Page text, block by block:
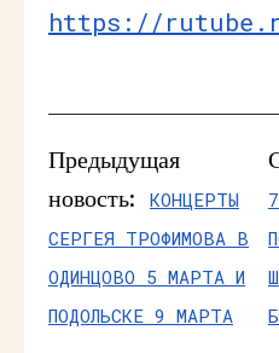
https://
Предыдущая
новость:
КОНЦЕРТЫ
СЕРГЕЯ ТРОФИМОВА В
ОДИНЦОВО 5 МАРТА И
ПОДОЛЬСКЕ 9 МАРТА